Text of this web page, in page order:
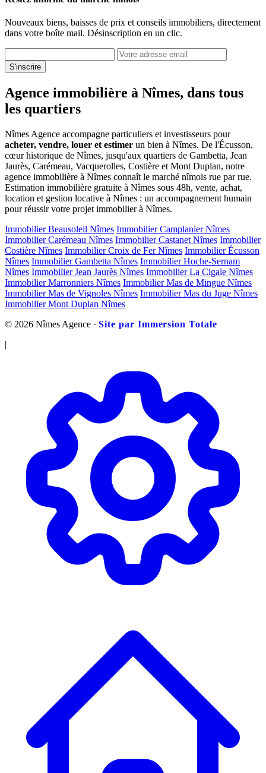
Nouveaux biens, baisses de prix et conseils immobiliers, directement
dans votre boîte mail. Désinscription en un clic.
S'inscrire
Agence immobilière à Nîmes, dans tous
les quartiers
Nîmes Agence accompagne particuliers et investisseurs pour
acheter, vendre, louer et estimer un bien à Nîmes. De l'Écusson,
cœur historique de Nîmes, jusqu'aux quartiers de Gambetta, Jean
Jaurès, Carémeau, Vacquerolles, Costière et Mont Duplan, notre
agence immobilière à Nîmes connaît le marché nîmois rue par rue.
Estimation immobilière gratuite à Nîmes sous 48h, vente, achat,
location et gestion locative à Nîmes : un accompagnement humain
pour réussir votre projet immobilier à Nîmes.
Immobilier Beausoleil Nîmes Immobilier Camplanier Nîmes
Immobilier Carémeau Nîmes Immobilier Castanet Nîmes Immobilier
Costière Nîmes Immobilier Croix de Fer Nîmes Immobilier Écusson
Nîmes Immobilier Gambetta Nîmes Immobilier Hoche-Sernam
Nîmes Immobilier Jean Jaurès Nîmes Immobilier La Cigale Nîmes
Immobilier Marronniers Nîmes Immobilier Mas de Mingue Nîmes
Immobilier Mas de Vignoles Nîmes Immobilier Mas du Juge Nîmes
Immobilier Mont Duplan Nîmes
© 2026 Nîmes Agence · Site par Immersion Totale
|